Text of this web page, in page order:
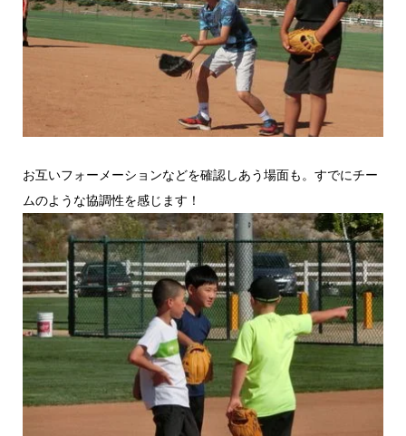
お互いフォーメーションなどを確認しあう場面も。すでにチー
ムのような協調性を感じます！